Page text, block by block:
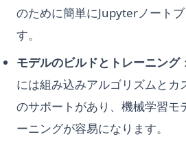
のために簡単にJupyterノート
す。
モデルのビルドとトレーニング
には組み込みアルゴリズムとカ
のサポートがあり、機械学習モ
ーニングが容易になります。